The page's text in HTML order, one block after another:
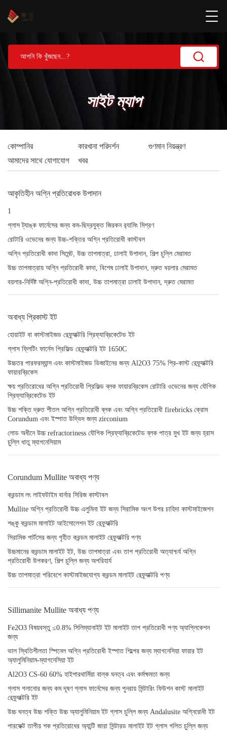
সাইট ম্যাপ
কোম্পানির কারখানা পরিদর্শন
গুণমান নিয়ন্ত্রণ
আমাদের সাথে যোগাযোগ
খবর
আকৃতিহীন অগ্নি প্রতিরোধক উপাদান
1
গ্লাস ট্যাঙ্ক ফার্নেসের জন্য কম-ছিদ্রযুক্ত জিরকন র‍্যামিং মিশ্রণ
রোটারি ওভেনের জন্য উচ্চ-শক্তির অগ্নি প্রতিরোধী কাস্টবল
অগ্নি প্রতিরোধী কাদা সিমেন্ট, উচ্চ তাপমাত্রা, ঢালাই উপাদান, শিল্প চুল্লি মেরামত
উচ্চ তাপমাত্রায় অগ্নি প্রতিরোধী কাদা, বিশেষ ঢালাই উপাদান, দ্রুত বয়লার মেরামত
বয়লার-নির্দিষ্ট অগ্নি-প্রতিরোধী কাদা, উচ্চ তাপমাত্রা ঢালাই উপাদান, দ্রুত মেরামত
অবাধ্য প্রিকাস্ট ইট
হোয়াইট বা কাস্টমাইজড রেফ্র্যাক্টরি প্রিফ্যাব্রিকেটেড ইট
গ্লাস ফ্লিটিং ফার্নেস প্রিফিল্ড রেফ্র্যাক্টরি ইট 1650C
উচ্চতর পারফরম্যান্স এবং কাস্টমাইজড ডিজাইনের জন্য Al2O3 75% প্রি-কাস্ট রেফ্র্যাক্টরি
ফায়ারব্রিকেস
ক্ষয় প্রতিরোধের অগ্নি প্রতিরোধী প্রিফিল্ড ব্লক ফায়ারব্রিকেস রোটারি ওভেনের জন্য যৌগিক
প্রিফ্যাব্রিকেটেড ইট
উচ্চ শক্তি দ্রুত শীতল অগ্নি প্রতিরোধী ব্লক এবং অগ্নি প্রতিরোধী firebricks ক্রোম
Corundum এবং ইস্পাত উদ্ভিদ জন্য zirconium
লোড অধীনে উচ্চ refractoriness যৌগিক প্রিফ্যাব্রিকেটেড ব্লক পাত্র মুখ ইট জন্য হ্রাস
চুল্লি ধাতু ম্যাগনেসিয়াম
Corundum Mullite অবাধ্য পণ্য
করন্ডাম লং লাইফটাইম বার্নার সিরিজ কাস্টাবল
Mullite অগ্নি প্রতিরোধী উচ্চ এলুমিনা ইট জন্য সিরামিক অংশ উপর চাহিদা কাস্টমাইজেশন
শঙ্কু করন্ডাম মালাইট আইসোলেশন ইট রেফ্র্যাক্টরি
সিরামিক পার্টসের জন্য গৃহীত করন্ডম মালাইট রেফ্র্যাক্টরি পণ্য
উচ্চমানের করন্ডাম মালাইট ইট, উচ্চ তাপমাত্রা এবং তাপ প্রতিরোধী অত্যাশ্চর্য অগ্নি
প্রতিরোধী উপকরণ, শিল্প চুল্লি জন্য অপরিহার্য
উচ্চ তাপমাত্রা পরিবেশে কাস্টমাইজযোগ্য করন্ডম মালাইট রেফ্র্যাক্টরি পণ্য
Sillimanite Mullite অবাধ্য পণ্য
Fe2O3 বিষয়বস্তু ≤0.8% সিলিম্যানাইট ইট মালাইট তাপ প্রতিরোধী পণ্য অ্যাপ্লিকেশন
জন্য
ভাল স্থিতিশীলতা স্পিনেল অগ্নি প্রতিরোধী ইস্পাত শিল্পের জন্য ম্যাগনেসিয়া ফায়ার ইট
অ্যালুমিনিয়াম-ম্যাগনেসিয়া ইট
Al2O3 CS-60 60% হাইপারথার্মিয়া বাল্ক ঘনত্ব এবং কর্মক্ষমতা জন্য
গ্লাস গলানোর জন্য কম দূষণ গ্লাস ফার্নেসের জন্য পুনরায় সিন্টারিং ফিউশন কাস্ট মালাইট
রেফ্র্যাক্টরি ইট
উচ্চ ঘনত্ব উচ্চ শক্তি উচ্চ অ্যালুমিনিয়াম ইট গ্লাস চুল্লি জন্য Andalusite অগ্নিরোধী ইট
পারফেক্ট তাপীয় শক প্রতিরোধের অ্যান্টি জারা সিন্টারড মালাইট ইট গ্লাস গলিত চুল্লি জন্য